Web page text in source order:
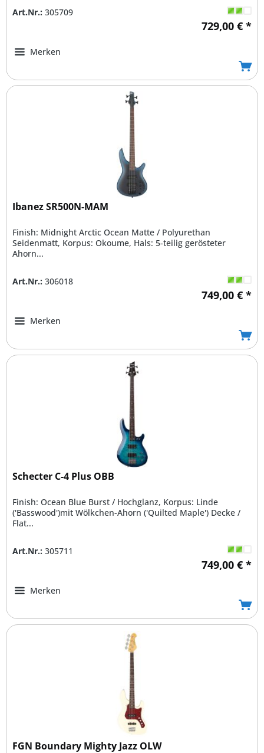
Art.Nr.: 305709
729,00 € *
Merken
Ibanez SR500N-MAM
Finish: Midnight Arctic Ocean Matte / Polyurethan
Seidenmatt, Korpus: Okoume, Hals: 5-teilig gerösteter
Ahorn...
Art.Nr.: 306018
749,00 € *
Merken
Schecter C-4 Plus OBB
Finish: Ocean Blue Burst / Hochglanz, Korpus: Linde
('Basswood')mit Wölkchen-Ahorn ('Quilted Maple') Decke /
Flat...
Art.Nr.: 305711
749,00 € *
Merken
FGN Boundary Mighty Jazz OLW